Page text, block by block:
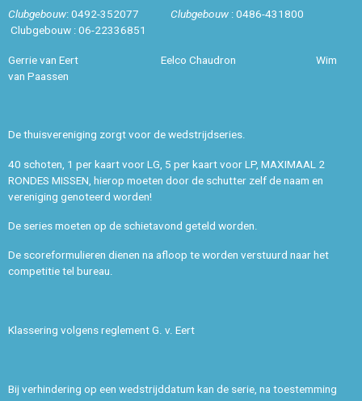
Clubgebouw: 0492-352077 Clubgebouw : 0486-431800
Clubgebouw : 06-22336851
Gerrie van Eert Eelco Chaudron Wim
van Paassen
De thuisvereniging zorgt voor de wedstrijdseries.
40 schoten, 1 per kaart voor LG, 5 per kaart voor LP, MAXIMAAL 2
RONDES MISSEN, hierop moeten door de schutter zelf de naam en
vereniging genoteerd worden!
De series moeten op de schietavond geteld worden.
De scoreformulieren dienen na afloop te worden verstuurd naar het
competitie tel bureau.
Klassering volgens reglement G. v. Eert
Bij verhindering op een wedstrijddatum kan de serie, na toestemming